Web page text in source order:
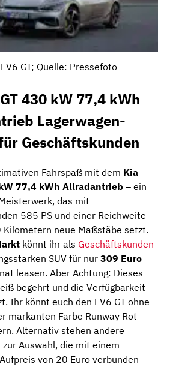
GT; Quelle: Pressefoto
430 kW 77,4 kWh
Lagerwagen-
Geschäftskunden
Fahrspaß mit dem Kia
77,4 kWh Allradantrieb – ein
das mit
585 PS und einer Reichweite
Kilometern neue Maßstäbe setzt.
könnt ihr als Geschäftskunden
SUV für nur 309 Euro
leasen. Aber Achtung: Dieses
begehrt und die Verfügbarkeit
Ihr könnt euch den EV6 GT ohne
markanten Farbe Runway Rot
Alternativ stehen andere
Auswahl, die mit einem
von 20 Euro verbunden